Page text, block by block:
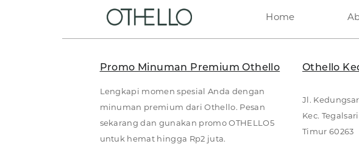
Home
Promo Minuman Premium Othello
Lengkapi momen spesial Anda dengan
minuman premium dari Othello. Pesan
sekarang dan gunakan promo OTHELLO5
untuk hemat hingga Rp2 juta.
Othello
Jl.
Kec.
Timur 60263